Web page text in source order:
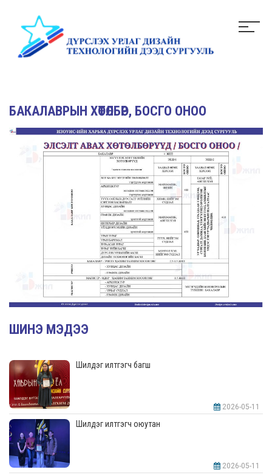
БАКАЛАВРЫН ХӨТӨЛБӨР, БОСГО ОНОО
ШИНЭ МЭДЭЭ
Шилдэг илтгэгч багш
2026-05-11
Шилдэг илтгэгч оюутан
2026-05-11